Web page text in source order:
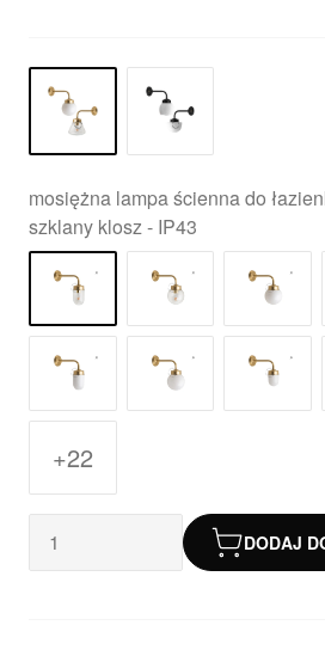
mosiężna lampa ścienna do
szklany klosz - IP43
+22
DODAJ